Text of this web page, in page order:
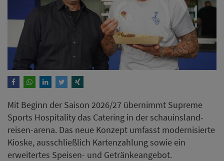
Mit Beginn der Saison 2026/27 übernimmt Supreme
Sports Hospitality das Catering in der schauinsland-
reisen-arena. Das neue Konzept umfasst modernisierte
Kioske, ausschließlich Kartenzahlung sowie ein
erweitertes Speisen- und Getränkeangebot.